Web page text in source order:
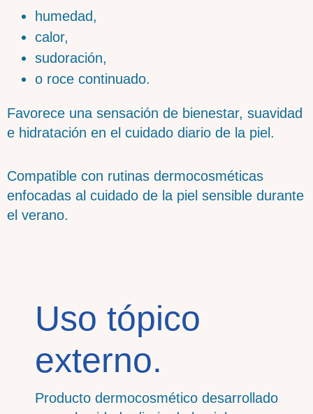
humedad,
calor,
sudoración,
o roce continuado.
Favorece una sensación de bienestar, suavidad
e hidratación en el cuidado diario de la piel.
Compatible con rutinas dermocosméticas
enfocadas al cuidado de la piel sensible durante
el verano.
Uso tópico
externo.
Producto dermocosmético desarrollado